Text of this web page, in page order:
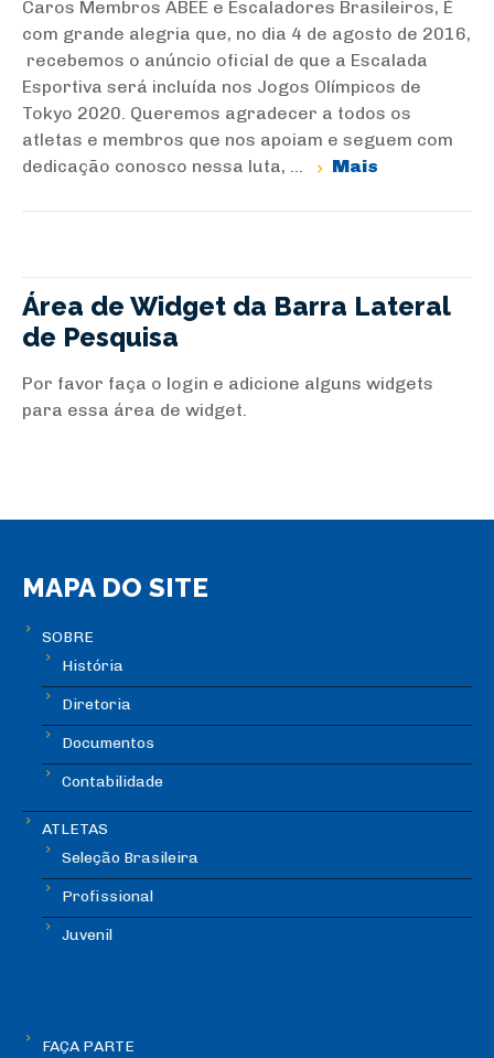
Caros Membros ABEE e Escaladores Brasileiros, É
com grande alegria que, no dia 4 de agosto de 2016,
recebemos o anúncio oficial de que a Escalada
Esportiva será incluída nos Jogos Olímpicos de
Tokyo 2020. Queremos agradecer a todos os
atletas e membros que nos apoiam e seguem com
dedicação conosco nessa luta, ...
Mais
Área de Widget da Barra Lateral
de Pesquisa
Por favor faça o login e adicione alguns widgets
para essa área de widget.
MAPA DO SITE
SOBRE
História
Diretoria
Documentos
Contabilidade
ATLETAS
Seleção Brasileira
Profissional
Juvenil
FAÇA PARTE